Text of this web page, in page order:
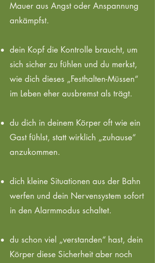
Mauer aus Angst oder Anspannung
ankämpfst.
dein Kopf die Kontrolle braucht, um
sich sicher zu fühlen und du merkst,
wie dich dieses „Festhalten-Müssen“
im Leben eher ausbremst als trägt.
du dich in deinem Körper oft wie ein
Gast fühlst, statt wirklich „zuhause“
anzukommen.
dich kleine Situationen aus der Bahn
werfen und dein Nervensystem sofort
in den Alarmmodus schaltet.
du schon viel „verstanden“ hast, dein
Körper diese Sicherheit aber noch